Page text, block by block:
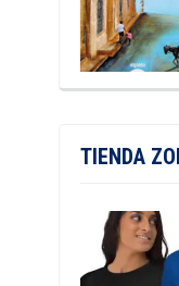
TIENDA